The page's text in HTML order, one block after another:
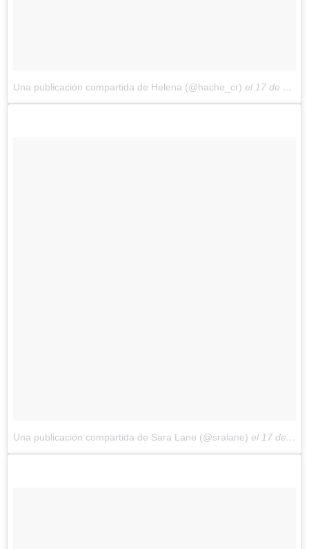
Una publicación compartida de Helena (@hache_cr) el 17 de Nov de 2017 a la(s) 11:03 PST
Una publicación compartida de Sara Lane (@sralane) el 17 de Nov de 2017 a la(s) 1:38 PST